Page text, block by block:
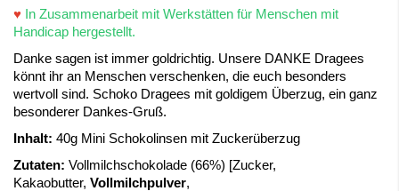
♥
In Zusammenarbeit mit Werkstätten für Menschen mit
Handicap hergestellt.
Danke sagen ist immer goldrichtig. Unsere DANKE Dragees
könnt ihr an Menschen verschenken, die euch besonders
wertvoll sind. Schoko Dragees mit goldigem Überzug, ein ganz
besonderer Dankes-Gruß.
Inhalt: 40g Mini Schokolinsen mit Zuckerüberzug
Zutaten: Vollmilchschokolade (66%) [Zucker,
Kakaobutter, Vollmilchpulver,